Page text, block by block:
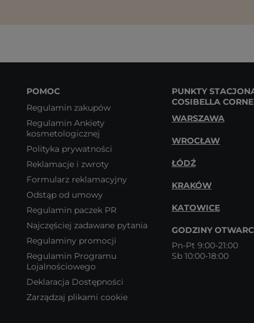
POMOC
Regulamin zakupów
Regulamin Ankiety
kosmetologicznej
Polityka prywatności
Reklamacje i zwroty
Formularz reklamacyjny
Odstąp od umowy
Regulamin paczek PR
Najczęściej zadawane pytania
Regulaminy promocji
Regulamin Programu
Lojalnościowego
Deklaracja Dostępności
Zarządzaj plikami cookie
PUNKTY
COSIBELLA
WARSZAWA
WROCŁAW
ŁÓDŹ
KRAKÓW
KATOWICE
GODZINY
Pn-Pt 9:00-21:00
Sb 10:00-18:00